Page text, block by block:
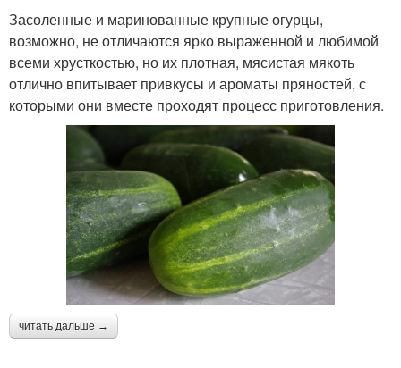
Засоленные и маринованные крупные огурцы,
возможно, не отличаются ярко выраженной и любимой
всеми хрусткостью, но их плотная, мясистая мякоть
отлично впитывает привкусы и ароматы пряностей, с
которыми они вместе проходят процесс приготовления.
читать дальше →